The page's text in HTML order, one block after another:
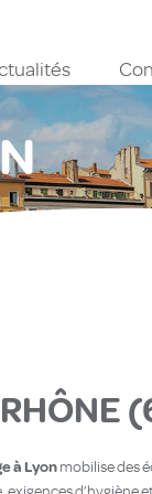
à Lyon mobilise des